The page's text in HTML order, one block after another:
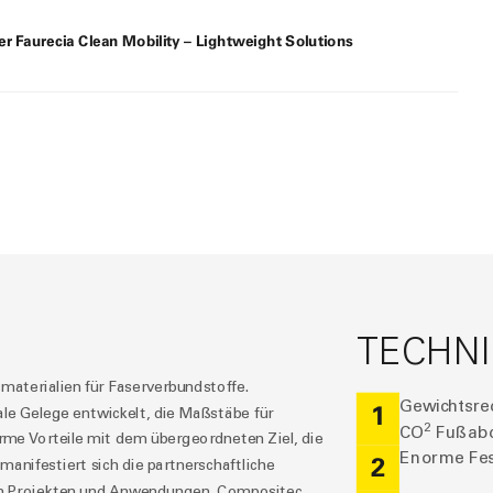
Faurecia Clean Mobility – Lightweight Solutions
für Faserverbundstoffe.
Gelege entwickelt, die Maßstäbe für
Vorteile mit dem übergeordneten Ziel, die
sich die partnerschaftliche
1
CO2
2 Enorme